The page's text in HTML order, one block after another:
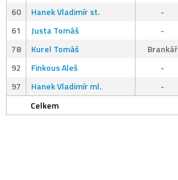
60
Hanek Vladimír st. -
61
Justa Tomáš -
78
Kurel Tomáš Brankář
92
Finkous Aleš -
97
Hanek Vladimír ml. -
Celkem